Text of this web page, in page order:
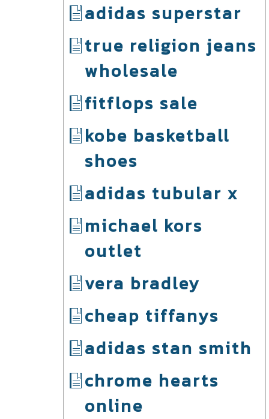
adidas superstar
true religion jeans
wholesale
fitflops sale
kobe basketball
shoes
adidas tubular x
michael kors
outlet
vera bradley
cheap tiffanys
adidas stan smith
chrome hearts
online